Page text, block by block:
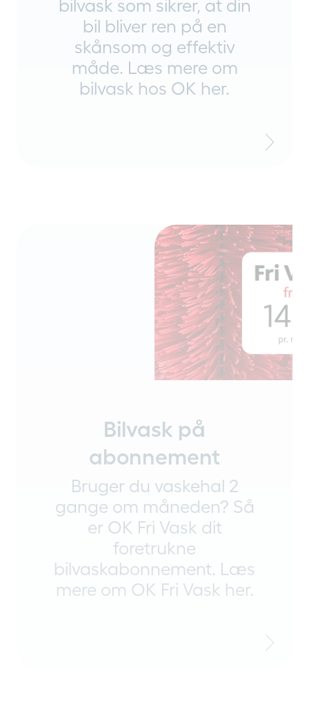
bilvask som sikrer, at din
bil bliver ren på en
skånsom og effektiv
måde. Læs mere om
bilvask hos OK her.
Bilvask på
abonnement
Bruger du vaskehal 2
gange om måneden? Så
er OK Fri Vask dit
foretrukne
bilvaskabonnement. Læs
mere om OK Fri Vask her.